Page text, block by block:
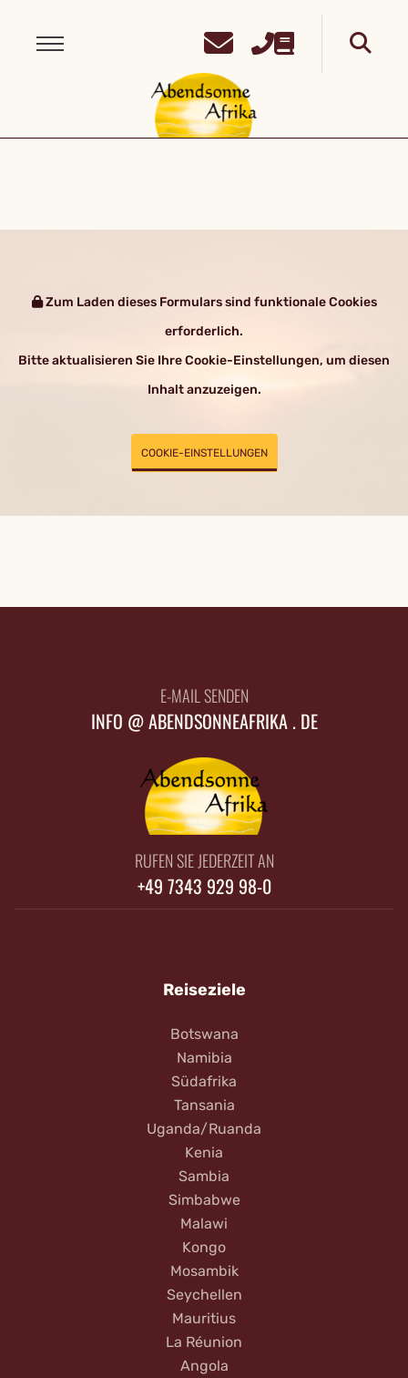
Zum Laden dieses Formulars sind funktionale Cookies
erforderlich.
Bitte aktualisieren Sie Ihre Cookie-Einstellungen, um diesen
Inhalt anzuzeigen.
COOKIE-EINSTELLUNGEN
E-MAIL SENDEN
INFO @ ABENDSONNEAFRIKA . DE
RUFEN SIE JEDERZEIT AN
+49 7343 929 98-0
Reiseziele
Botswana
Namibia
Südafrika
Tansania
Uganda/Ruanda
Kenia
Sambia
Simbabwe
Malawi
Kongo
Mosambik
Seychellen
Mauritius
La Réunion
Angola